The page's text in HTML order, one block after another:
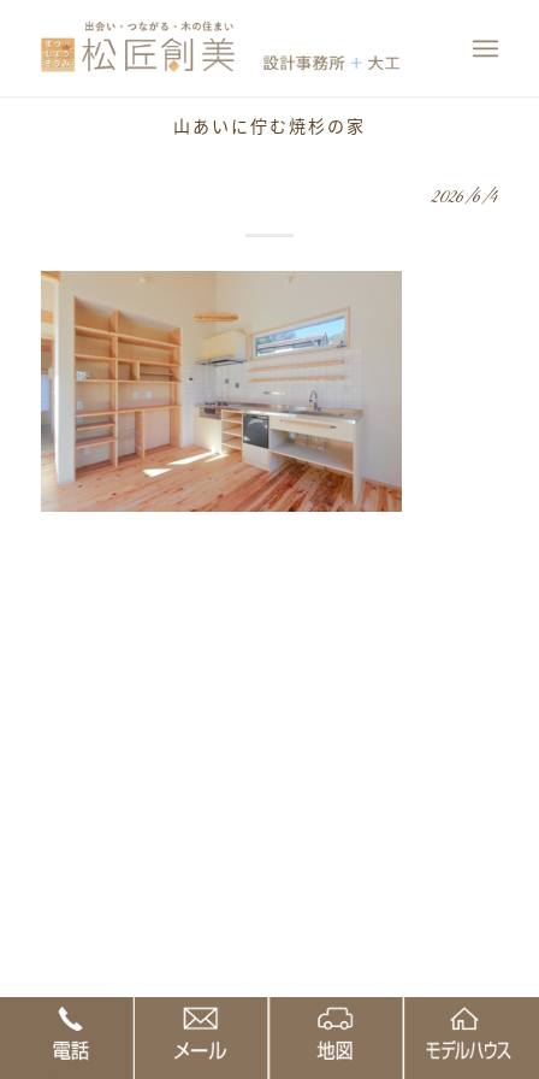
山あいに佇む焼杉の家
2026/6/4